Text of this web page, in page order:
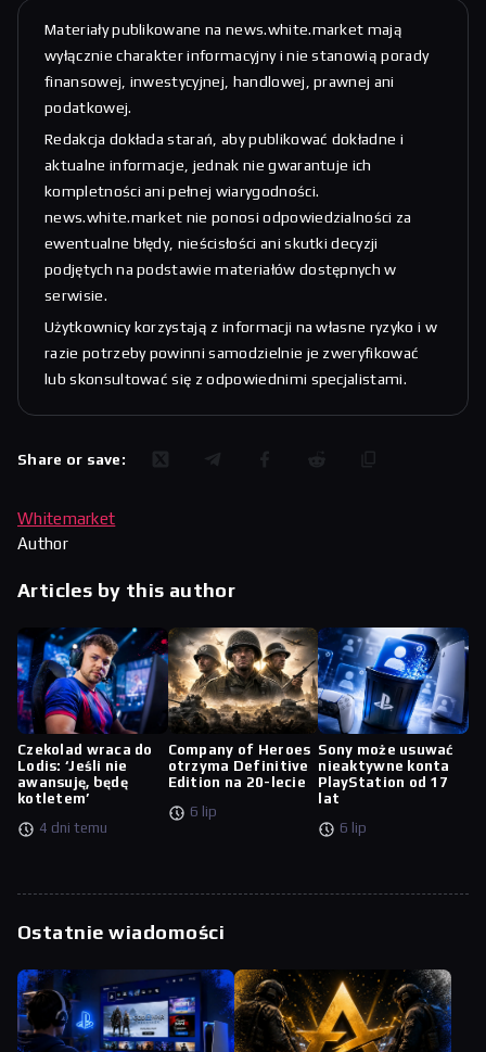
Materiały publikowane na news.white.market mają
wyłącznie charakter informacyjny i nie stanowią porady
finansowej, inwestycyjnej, handlowej, prawnej ani
podatkowej.
Redakcja dokłada starań, aby publikować dokładne i
aktualne informacje, jednak nie gwarantuje ich
kompletności ani pełnej wiarygodności.
news.white.market nie ponosi odpowiedzialności za
ewentualne błędy, nieścisłości ani skutki decyzji
podjętych na podstawie materiałów dostępnych w
serwisie.
Użytkownicy korzystają z informacji na własne ryzyko i w
razie potrzeby powinni samodzielnie je zweryfikować
lub skonsultować się z odpowiednimi specjalistami.
Share or save:
Whitemarket
Author
Articles by this author
Czekolad wraca do
Lodis: ‘Jeśli nie
awansuję, będę
kotletem’
4 dni temu
Company of Heroes
otrzyma Definitive
Edition na 20-lecie
6 lip
Sony może usuwać
nieaktywne konta
PlayStation od 17
lat
6 lip
Ostatnie wiadomości